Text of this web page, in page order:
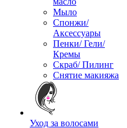
Мыло
Спонжи/
Аксессуары
Пенки/ Гели/
Кремы
Скраб/ Пилинг
Снятие макияжа
Уход за волосами